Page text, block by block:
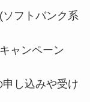
フトバンク系
ャンペーン
し込みや受け